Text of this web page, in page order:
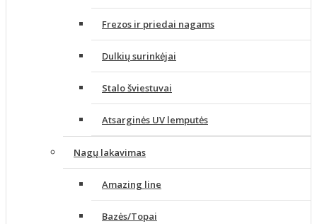
Frezos ir priedai nagams
Dulkių surinkėjai
Stalo šviestuvai
Atsarginės UV lemputės
Nagų lakavimas
Amazing line
Bazės/Topai